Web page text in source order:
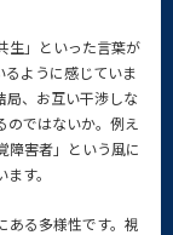
生」といった言葉が
るように感じていま
局、お互い干渉しな
のではないか。例え
障害者」という風に
す。
ある多様性です。視